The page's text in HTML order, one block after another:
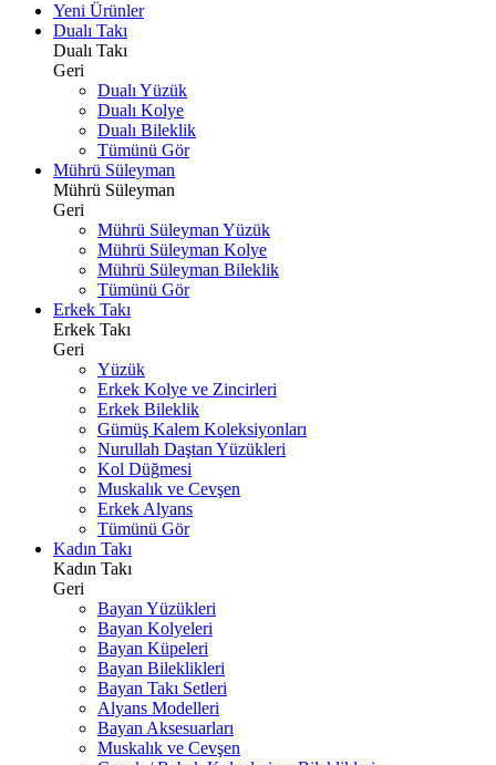
Yeni Ürünler
Dualı Takı
Dualı Takı
Geri
Dualı Yüzük
Dualı Kolye
Dualı Bileklik
Tümünü Gör
Mührü Süleyman
Mührü Süleyman
Geri
Mührü Süleyman Yüzük
Mührü Süleyman Kolye
Mührü Süleyman Bileklik
Tümünü Gör
Erkek Takı
Erkek Takı
Geri
Yüzük
Erkek Kolye ve Zincirleri
Erkek Bileklik
Gümüş Kalem Koleksiyonları
Nurullah Daştan Yüzükleri
Kol Düğmesi
Muskalık ve Cevşen
Erkek Alyans
Tümünü Gör
Kadın Takı
Kadın Takı
Geri
Bayan Yüzükleri
Bayan Kolyeleri
Bayan Küpeleri
Bayan Bileklikleri
Bayan Takı Setleri
Alyans Modelleri
Bayan Aksesuarları
Muskalık ve Cevşen